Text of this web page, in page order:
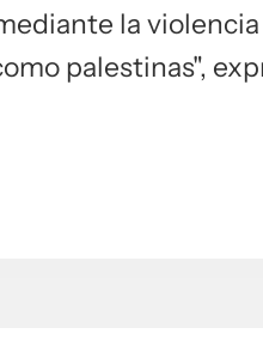
la violencia
palestinas",